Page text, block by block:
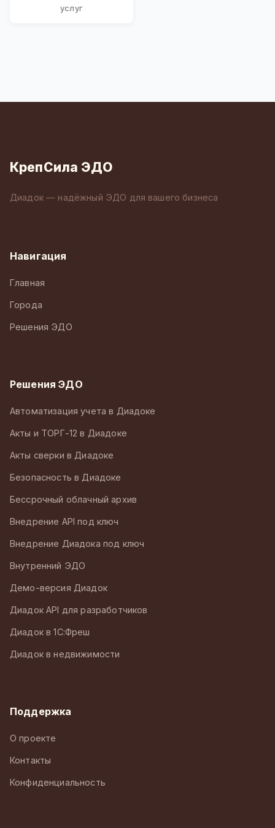
услуг
КрепСила ЭДО
Диадок — надёжный ЭДО для вашего бизнеса
Навигация
Главная
Города
Решения ЭДО
Решения ЭДО
Автоматизация учета в Диадоке
Акты и ТОРГ-12 в Диадоке
Акты сверки в Диадоке
Безопасность в Диадоке
Бессрочный облачный архив
Внедрение API под ключ
Внедрение Диадока под ключ
Внутренний ЭДО
Демо-версия Диадок
Диадок API для разработчиков
Диадок в 1С:Фреш
Диадок в недвижимости
Поддержка
О проекте
Контакты
Конфиденциальность